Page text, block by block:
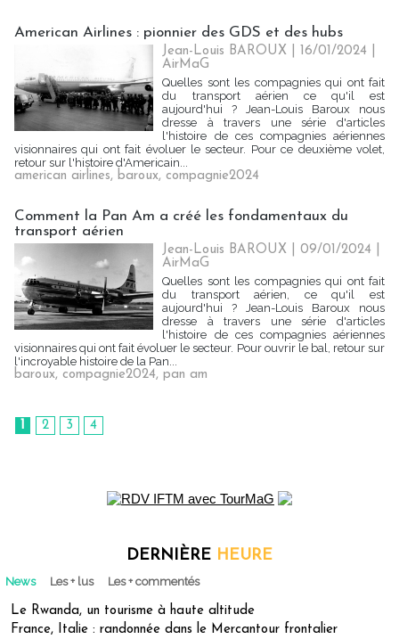
American Airlines : pionnier des GDS et des hubs
Jean-Louis BAROUX | 16/01/2024
AirMaG
Quelles sont les compagnies qui ont fait
du transport aérien ce qu'il est
aujourd'hui ? Jean-Louis Baroux nous
dresse à travers une série d'articles
l'histoire de ces compagnies aériennes
visionnaires qui ont fait évoluer le secteur. Pour ce deuxième volet,
retour sur l'histoire d'Americain...
american airlines, baroux, compagnie2024
Comment la Pan Am a créé les fondamentaux du
transport aérien
Jean-Louis BAROUX | 09/01/2024
AirMaG
Quelles sont les compagnies qui ont fait
du transport aérien, ce qu'il est
aujourd'hui ? Jean-Louis Baroux nous
dresse à travers une série d'articles
l'histoire de ces compagnies aériennes
visionnaires qui ont fait évoluer le secteur. Pour ouvrir le bal, retour sur
l'incroyable histoire de la Pan...
baroux, compagnie2024, pan am
1 2 3 4
DERNIÈRE HEURE
News Les + lus Les + commentés
Le Rwanda, un tourisme à haute altitude
France, Italie : randonnée dans le Mercantour frontalier